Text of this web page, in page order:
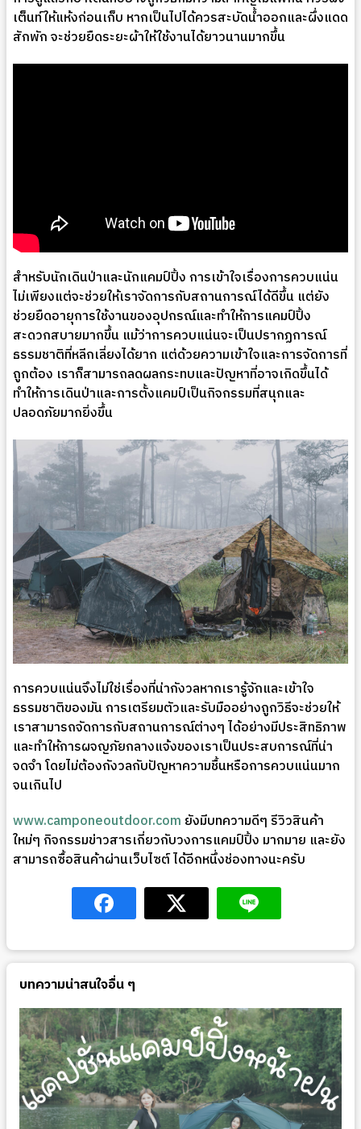
เต็นท์ให้แห้งก่อนเก็บ หากเป็นไปได้ควรสะบัดน้ำออกและผึ่งแดด
สักพัก จะช่วยยืดระยะผ้าให้ใช้งานได้ยาวนานมากขึ้น
สำหรับนักเดินป่าและนักแคมป์ปิ้ง การเข้าใจเรื่องการควบแน่น
ไม่เพียงแต่จะช่วยให้เราจัดการกับสถานการณ์ได้ดีขึ้น แต่ยัง
ช่วยยืดอายุการใช้งานของอุปกรณ์และทำให้การแคมป์ปิ้ง
สะดวกสบายมากขึ้น แม้ว่าการควบแน่นจะเป็นปรากฏการณ์
ธรรมชาติที่หลีกเลี่ยงได้ยาก แต่ด้วยความเข้าใจและการจัดการที่
ถูกต้อง เราก็สามารถลดผลกระทบและปัญหาที่อาจเกิดขึ้นได้
ทำให้การเดินป่าและการตั้งแคมป์เป็นกิจกรรมที่สนุกและ
ปลอดภัยมากยิ่งขึ้น
การควบแน่นจึงไม่ใช่เรื่องที่น่ากังวลหากเรารู้จักและเข้าใจ
ธรรมชาติของมัน การเตรียมตัวและรับมืออย่างถูกวิธีจะช่วยให้
เราสามารถจัดการกับสถานการณ์ต่างๆ ได้อย่างมีประสิทธิภาพ
และทำให้การผจญภัยกลางแจ้งของเราเป็นประสบการณ์ที่น่า
จดจำ โดยไม่ต้องกังวลกับปัญหาความชื้นหรือการควบแน่นมาก
จนเกินไป
www.camponeoutdoor.com ยังมีบทความดีๆ รีวิวสินค้า
ใหม่ๆ กิจกรรมข่าวสารเกี่ยวกับวงการแคมป์ปิ้ง มากมาย และยัง
สามารถซื้อสินค้าผ่านเว็บไซต์ ได้อีกหนึ่งช่องทางนะครับ
บทความน่าสนใจอื่น ๆ